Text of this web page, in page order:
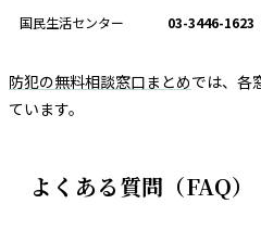
国民生活センター 03-3446-1623
防犯の無料相談窓口まとめでは、各
ています。
よくある質問（FAQ）